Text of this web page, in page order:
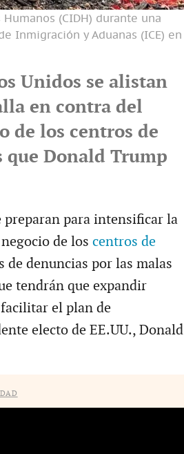
(CIDH) durante una
Inmigración y Aduanas (ICE) en
Unidos se alistan
en contra del
los centros de
Donald Trump
preparan para intensificar la
de los centros de
de denuncias por las malas
tendrán que expandir
el plan de
electo de EE.UU., Donald